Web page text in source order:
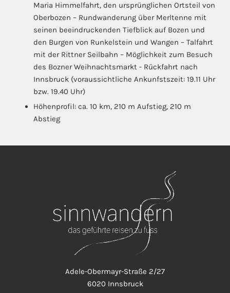
Maria Himmelfahrt, den ursprünglichen Ortsteil von
Oberbozen – Rundwanderung über Merltenne mit
seinen beeindruckenden Tiefblick auf Bozen und
den Burgen von Runkelstein und Wangen – Talfahrt
mit der Rittner Seilbahn – Möglichkeit zum Besuch
des Bozner Weihnachtsmarkt - Rückfahrt nach
Innsbruck (voraussichtliche Ankunfstszeit: 19.11 Uhr
bzw. 19.40 Uhr)
Höhenprofil: ca. 10 km, 210 m Aufstieg, 210 m
Abstieg
Adele-Obermayr-Straße 2/27
6020 Innsbruck